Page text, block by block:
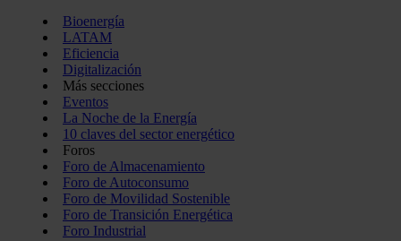
Bioenergía
LATAM
Eficiencia
Digitalización
Más secciones
Eventos
La Noche de la Energía
10 claves del sector energético
Foros
Foro de Almacenamiento
Foro de Autoconsumo
Foro de Movilidad Sostenible
Foro de Transición Energética
Foro Industrial